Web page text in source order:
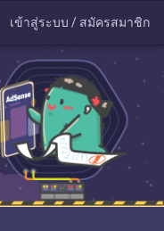
เข้าสู่ระบบ / สมัครสมาชิก